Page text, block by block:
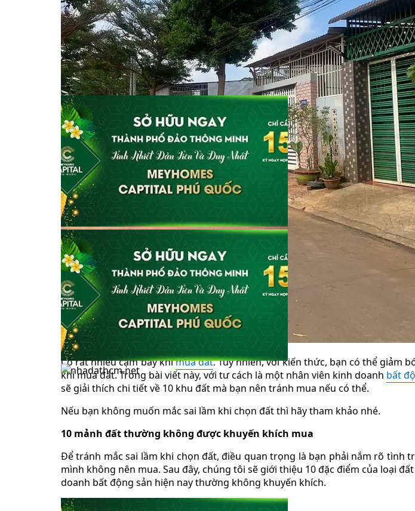
Có rất nhiều cạm bẫy khimua đất. Tuy nhiên, với kiến ​​thức, bạn có thể giảm
khi mua đất. Trong bài viết này, với tư cách là một nhân viên kinh doanh bất
sẽ giải thích chi tiết về 10 khu đất mà bạn nên tránh mua nếu có thể.
Nếu bạn không muốn mắc sai lầm khi chọn đất thì hãy tham khảo nhé.
10 mảnh đất thường không được khuyến khích mua
Để tránh mắc sai lầm khi chọn đất, điều quan trọng là bạn phải nắm rõ tình
mình không nên mua. Sau đây, chúng tôi sẽ giới thiệu 10 đặc điểm của loại
doanh bất động sản hiện nay thường không khuyến khích.